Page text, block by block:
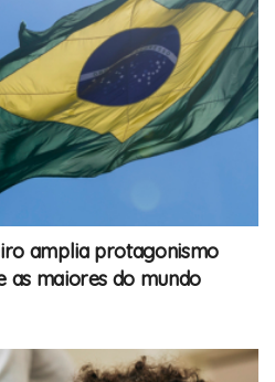
amplia protagonismo
as maiores do mundo